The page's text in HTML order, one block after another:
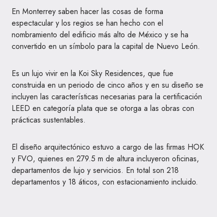
En Monterrey saben hacer las cosas de forma
espectacular y los regios se han hecho con el
nombramiento del edificio más alto de México y se ha
convertido en un símbolo para la capital de Nuevo León.
Es un lujo vivir en la Koi Sky Residences, que fue
construida en un periodo de cinco años y en su diseño se
incluyen las características necesarias para la certificación
LEED en categoría plata que se otorga a las obras con
prácticas sustentables.
El diseño arquitectónico estuvo a cargo de las firmas HOK
y FVO, quienes en 279.5 m de altura incluyeron oficinas,
departamentos de lujo y servicios. En total son 218
departamentos y 18 áticos, con estacionamiento incluido.